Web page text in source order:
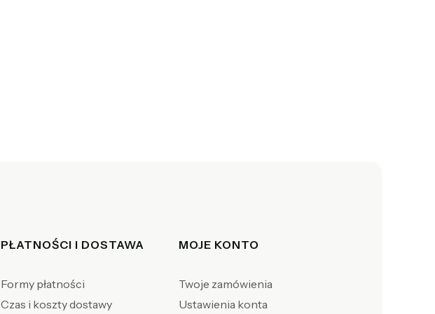
PŁATNOŚCI I DOSTAWA
Formy płatności
Czas i koszty dostawy
MOJE KONTO
Twoje zamówienia
Ustawienia konta